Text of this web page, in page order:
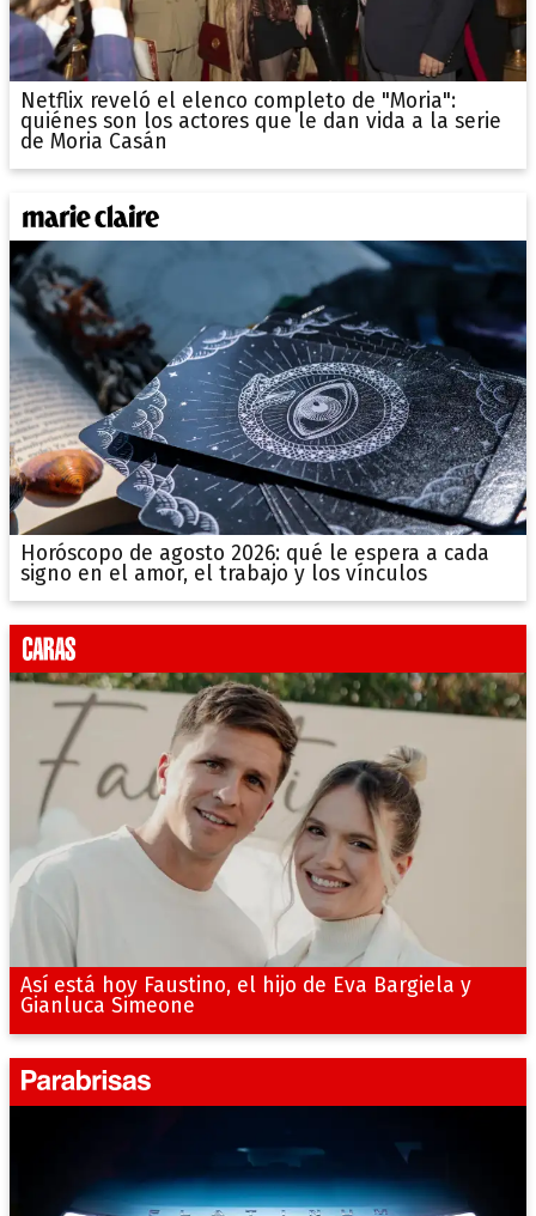
Netflix reveló el elenco completo de "Moria":
quiénes son los actores que le dan vida a la serie
de Moria Casán
Horóscopo de agosto 2026: qué le espera a cada
signo en el amor, el trabajo y los vínculos
Así está hoy Faustino, el hijo de Eva Bargiela y
Gianluca Simeone